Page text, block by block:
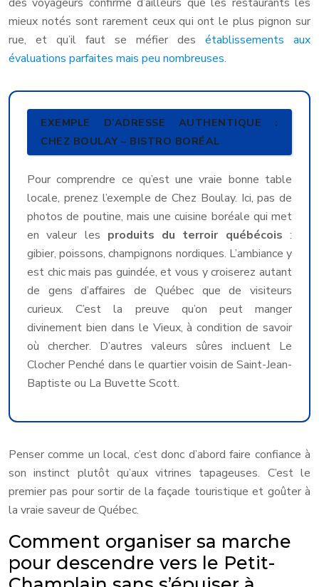
mieux notés sont rarement ceux qui ont le plus pignon sur
rue, et qu’il faut se méfier des établissements aux
évaluations parfaites mais peu nombreuses.
EXEMPLE D’ADRESSE AUTHENTIQUE :
CHEZ BOULAY – BISTRO BORÉAL
Pour comprendre ce qu’est une vraie bonne table
locale, prenez l’exemple de Chez Boulay. Ici, pas de
photos de poutine, mais une cuisine boréale qui met
en valeur les produits du terroir québécois :
gibier, poissons, champignons nordiques. L’ambiance y
est chic mais pas guindée, et vous y croiserez autant
de gens d’affaires de Québec que de visiteurs
curieux. C’est la preuve qu’on peut manger
divinement bien dans le Vieux, à condition de savoir
où chercher. D’autres valeurs sûres incluent Le
Clocher Penché dans le quartier voisin de Saint-Jean-
Baptiste ou La Buvette Scott.
Penser comme un local, c’est donc d’abord faire confiance à
son instinct plutôt qu’aux vitrines tapageuses. C’est le
premier pas pour sortir de la façade touristique et goûter à
la vraie saveur de Québec.
Comment organiser sa marche
pour descendre vers le Petit-